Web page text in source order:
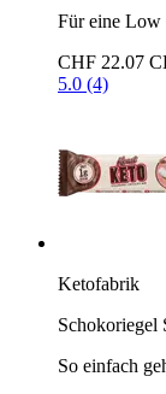
Für eine Low
CHF 22.07
5.0 (4)
Ketofabrik
Schokoriegel
So einfach